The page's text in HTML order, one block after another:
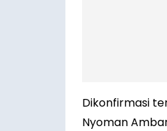
Dikonfirmasi
Nyoman